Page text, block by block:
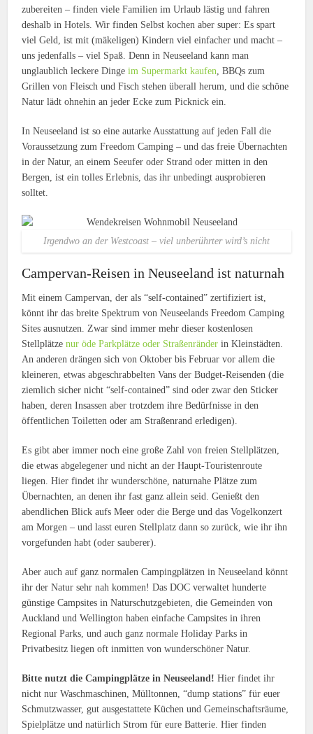
zubereiten – finden viele Familien im Urlaub lästig und fahren
deshalb in Hotels. Wir finden Selbst kochen aber super: Es spart
viel Geld, ist mit (mäkeligen) Kindern viel einfacher und macht –
uns jedenfalls – viel Spaß. Denn in Neuseeland kann man
unglaublich leckere Dingeim Supermarkt kaufen, BBQs zum
Grillen von Fleisch und Fisch stehen überall herum, und die schöne
Natur lädt ohnehin an jeder Ecke zum Picknick ein.
In Neuseeland ist so eine autarke Ausstattung auf jeden Fall die
Voraussetzung zum Freedom Camping – und das freie Übernachten
in der Natur, an einem Seeufer oder Strand oder mitten in den
Bergen, ist ein tolles Erlebnis, das ihr unbedingt ausprobieren
solltet.
Irgendwo an der Westcoast – viel unberührter wird’s nicht
Campervan-Reisen in Neuseeland ist naturnah
Mit einem Campervan, der als “self-contained” zertifiziert ist,
könnt ihr das breite Spektrum von Neuseelands Freedom Camping
Sites ausnutzen. Zwar sind immer mehr dieser kostenlosen
Stellplätzenur öde Parkplätze oder Straßenränder in Kleinstädten.
An anderen drängen sich von Oktober bis Februar vor allem die
kleineren, etwas abgeschrabbelten Vans der Budget-Reisenden (die
ziemlich sicher nicht “self-contained” sind oder zwar den Sticker
haben, deren Insassen aber trotzdem ihre Bedürfnisse in den
öffentlichen Toiletten oder am Straßenrand erledigen).
Es gibt aber immer noch eine große Zahl von freien Stellplätzen,
die etwas abgelegener und nicht an der Haupt-Touristenroute
liegen. Hier findet ihr wunderschöne, naturnahe Plätze zum
Übernachten, an denen ihr fast ganz allein seid. Genießt den
abendlichen Blick aufs Meer oder die Berge und das Vogelkonzert
am Morgen – und lasst euren Stellplatz dann so zurück, wie ihr ihn
vorgefunden habt (oder sauberer).
Aber auch auf ganz normalen Campingplätzen in Neuseeland könnt
ihr der Natur sehr nah kommen! Das DOC verwaltet hunderte
günstige Campsites in Naturschutzgebieten, die Gemeinden von
Auckland und Wellington haben einfache Campsites in ihren
Regional Parks, und auch ganz normale Holiday Parks in
Privatbesitz liegen oft inmitten von wunderschöner Natur.
Bitte nutzt die Campingplätze in Neuseeland! Hier findet ihr
nicht nur Waschmaschinen, Mülltonnen, “dump stations” für euer
Schmutzwasser, gut ausgestattete Küchen und Gemeinschaftsräume,
Spielplätze und natürlich Strom für eure Batterie. Hier finden